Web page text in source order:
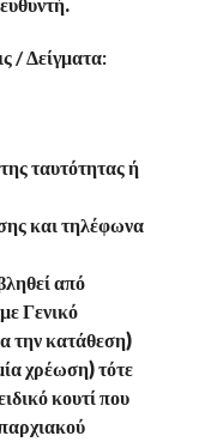
/ Δείγματα:
ταυτότητας ή
και τηλέφωνα
από
Γενικό
την κατάθεση)
χρέωση) τότε
κουτί που